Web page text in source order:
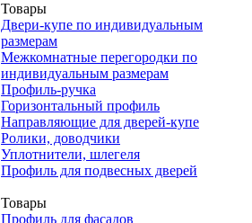
Товары
Двери-купе по индивидуальным
размерам
Межкомнатные перегородки по
индивидуальным размерам
Профиль-ручка
Горизонтальный профиль
Направляющие для дверей-купе
Ролики, доводчики
Уплотнители, шлегеля
Профиль для подвесных дверей
Товары
Профиль для фасадов